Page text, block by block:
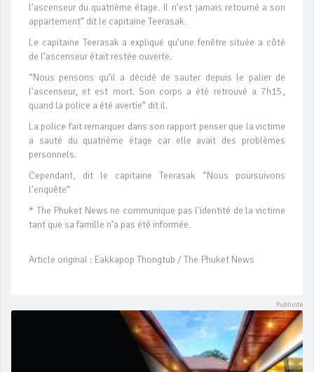
l’ascenseur du quatrième étage. Il n’est jamais retourné a son
appartement” dit le capitaine Teerasak.
Le capitaine Teerasak a expliqué qu’une fenêtre située a côté
de l’ascenseur était restée ouverte.
“Nous pensons qu’il a décidé de sauter depuis le palier de
l'ascenseur, et est mort. Son corps a été retrouvé a 7h15,
quand la police a été avertie” dit il.
La police fait remarquer dans son rapport penser que la victime
a sauté du quatrième étage car elle avait des problèmes
personnels.
Cependant, dit le capitaine Teerasak “Nous poursuivons
l'enquête”
* The Phuket News ne communique pas l'identité de la victime
tant que sa famille n’a pas été informée.
Article original : Eakkapop Thongtub / The Phuket News